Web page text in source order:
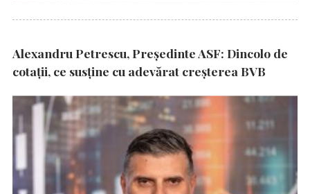
Alexandru Petrescu, Președinte ASF: Dincolo de
cotații, ce susține cu adevărat creșterea BVB